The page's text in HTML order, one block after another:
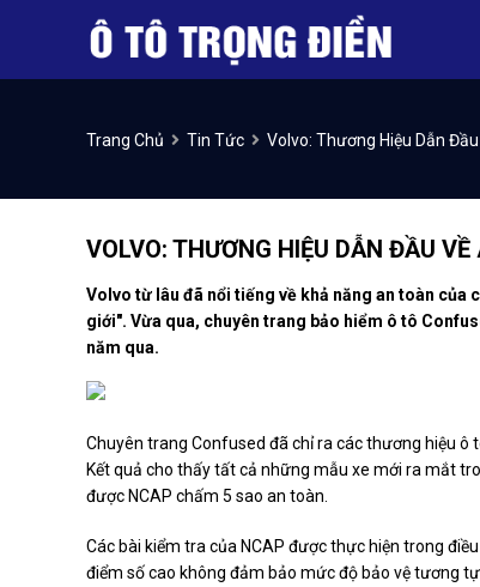
Trang Chủ Tin Tức Volvo: Thương Hiệu Dẫn
VOLVO: THƯƠNG HIỆU DẪN ĐẦU
Volvo từ lâu đã nổi tiếng về khả năng an toàn của
giới". Vừa qua, chuyên trang bảo hiểm ô tô
năm qua.
Chuyên trang Confused đã chỉ ra các thương hiệu
Kết quả cho thấy tất cả những mẫu xe mới ra mắt
được NCAP chấm 5 sao an toàn.
Các bài kiểm tra của NCAP được thực hiện trong
điểm số cao không đảm bảo mức độ bảo vệ tương